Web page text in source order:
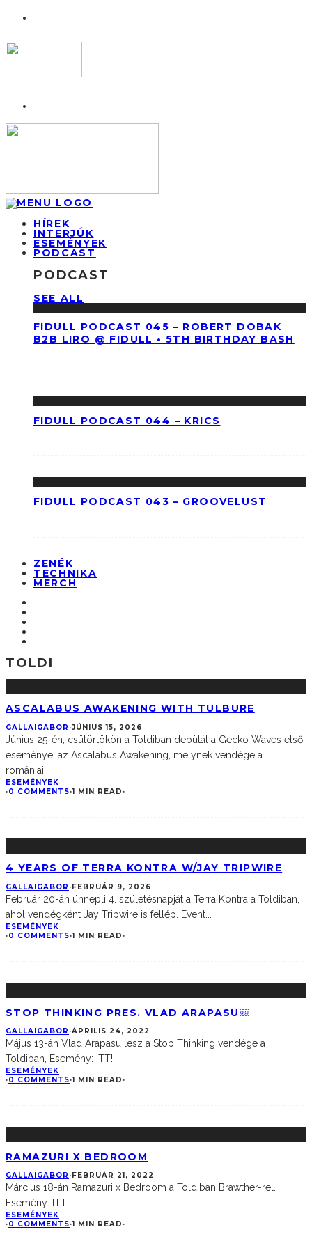
HÍREK
INTERJÚK
ESEMÉNYEK
PODCAST
PODCAST
SEE ALL
FIDULL PODCAST 045 – ROBERT DOBAK
B2B LIRO @ FIDULL • 5TH BIRTHDAY BASH
FIDULL PODCAST 044 – KRICS
FIDULL PODCAST 043 – GROOVELUST
ZENÉK
TECHNIKA
MERCH
TOLDI
ASCALABUS AWAKENING WITH TULBURE
GALLAIGABOR ·JÚNIUS 15, 2026
Június 25-én, csütörtökön a Toldiban debütál a Gecko Waves első
eseménye, az Ascalabus Awakening, melynek vendége a
romániai
ESEMÉNYEK
·0 COMMENTS·1 MIN READ ·
4 YEARS OF TERRA KONTRA W/JAY TRIPWIRE
GALLAIGABOR ·FEBRUÁR 9, 2026
Február 20-án ünnepli 4. születésnapját a Terra Kontra a Toldiban,
ahol vendégként Jay Tripwire is fellép. Event
ESEMÉNYEK
·0 COMMENTS·1 MIN READ ·
STOP THINKING PRES. VLAD ARAPASU￼
GALLAIGABOR ·ÁPRILIS 24, 2022
Május 13-án Vlad Arapasu lesz a Stop Thinking vendége a
Toldiban, Esemény: ITT!...
ESEMÉNYEK
·0 COMMENTS·1 MIN READ ·
RAMAZURI X BEDROOM
GALLAIGABOR · FEBRUÁR 21, 2022
Március 18-án Ramazuri x Bedroom a Toldiban Brawther-rel.
Esemény: ITT!...
ESEMÉNYEK
·0 COMMENTS·1 MIN READ ·